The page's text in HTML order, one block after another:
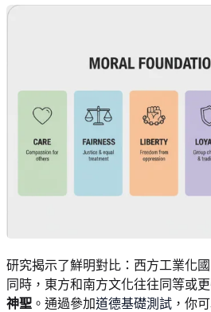
研究揭示了鮮明對比：西方工業化
同時，東方和南方文化往往同等或
神聖 。通過參加道德基礎測試 ，你